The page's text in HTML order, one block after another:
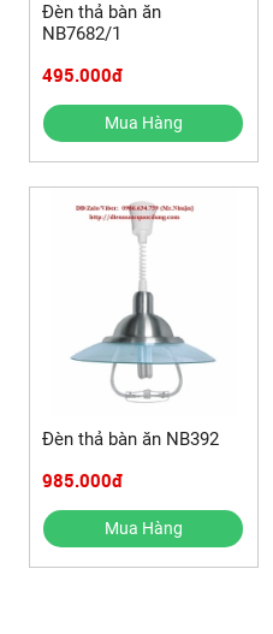
Đèn thả bàn ăn
NB7682/1
495.000đ
Mua Hàng
Đèn thả bàn ăn NB392
985.000đ
Mua Hàng